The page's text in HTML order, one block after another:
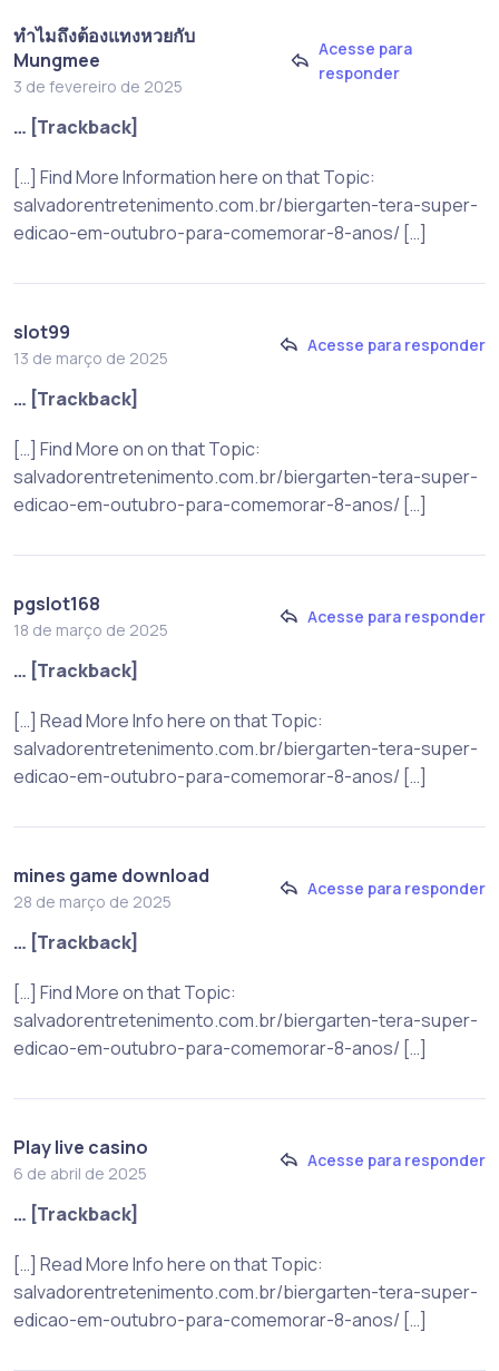
ทำไมถึงต้องแทงหวยกับ
Mungmee
3 de fevereiro de 2025
Acesse para
responder
… [Trackback]
[…] Find More Information here on that Topic:
salvadorentretenimento.com.br/biergarten-tera-super-
edicao-em-outubro-para-comemorar-8-anos/ […]
slot99
13 de março de 2025
Acesse para responder
… [Trackback]
[…] Find More on on that Topic:
salvadorentretenimento.com.br/biergarten-tera-super-
edicao-em-outubro-para-comemorar-8-anos/ […]
pgslot168
18 de março de 2025
Acesse para responder
… [Trackback]
[…] Read More Info here on that Topic:
salvadorentretenimento.com.br/biergarten-tera-super-
edicao-em-outubro-para-comemorar-8-anos/ […]
mines game download
28 de março de 2025
Acesse para responder
… [Trackback]
[…] Find More on that Topic:
salvadorentretenimento.com.br/biergarten-tera-super-
edicao-em-outubro-para-comemorar-8-anos/ […]
Play live casino
6 de abril de 2025
Acesse para responder
… [Trackback]
[…] Read More Info here on that Topic:
salvadorentretenimento.com.br/biergarten-tera-super-
edicao-em-outubro-para-comemorar-8-anos/ […]